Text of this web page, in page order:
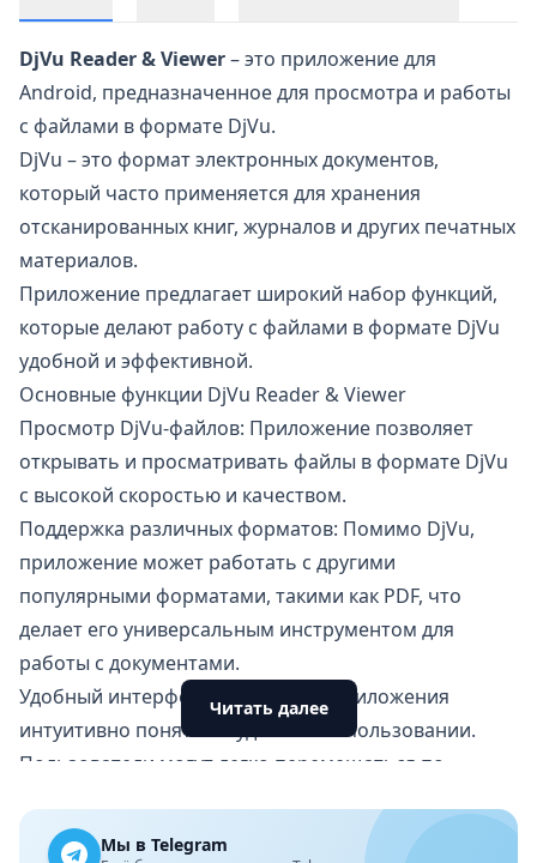
DjVu Reader & Viewer– это приложение для
Android, предназначенное для просмотра и работы
с файлами в формате DjVu.
DjVu – это формат электронных документов,
который часто применяется для хранения
отсканированных книг, журналов и других печатных
материалов.
Приложение предлагает широкий набор функций,
которые делают работу с файлами в формате DjVu
удобной и эффективной.
Основные функции DjVu Reader & Viewer
Просмотр DjVu-файлов: Приложение позволяет
открывать и просматривать файлы в формате DjVu
с высокой скоростью и качеством.
Поддержка различных форматов: Помимо DjVu,
приложение может работать с другими
популярными форматами, такими как PDF, что
делает его универсальным инструментом для
работы с документами.
Удобный интерфейс: Интерфейс приложения
интуитивно понятен и удобен в использовании.
Пользователи могут легко перемещаться по
также перелистывать страницы.
Читать далее
Мы в Telegram